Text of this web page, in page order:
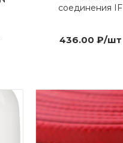
соединения IF
436.00 ₽/шт